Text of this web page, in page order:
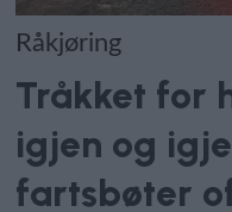
Råkjøring
Tråkket for
igjen og
fartsbøter